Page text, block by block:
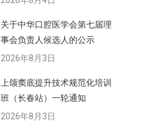
关于中华口腔医学会第七届理
事会负责人候选人的公示
2026年8月3日
上颌窦底提升技术规范化培训
班（长春站）一轮通知
2026年8月3日